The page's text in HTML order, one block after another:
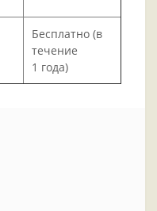
Бесплатно (в
течение
1 года)